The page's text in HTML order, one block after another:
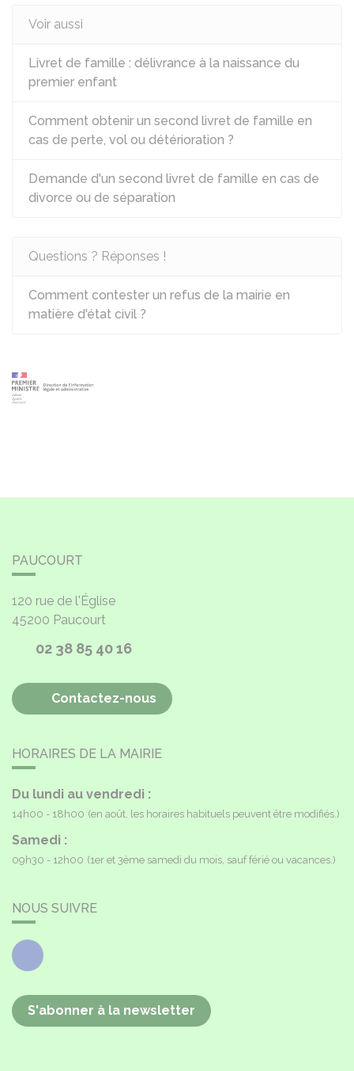
Voir aussi
Livret de famille : délivrance à la naissance du
premier enfant
Comment obtenir un second livret de famille en
cas de perte, vol ou détérioration ?
Demande d'un second livret de famille en cas de
divorce ou de séparation
Questions ? Réponses !
Comment contester un refus de la mairie en
matière d'état civil ?
PAUCOURT
120 rue de l'Église
45200 Paucourt
02 38 85 40 16
Contactez-nous
HORAIRES DE LA MAIRIE
Du lundi au vendredi :
14h00 - 18h00 (en août, les horaires habituels peuvent être modifiés.)
Samedi :
09h30 - 12h00 (1er et 3ème samedi du mois, sauf férié ou vacances.)
NOUS SUIVRE
Facebook
S'abonner à la newsletter